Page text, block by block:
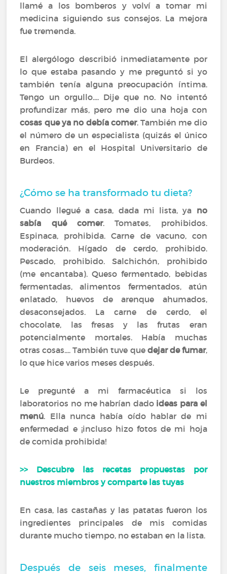
llamé a los bomberos y volví a tomar mi
medicina siguiendo sus consejos. La mejora
fue tremenda.
El alergólogo describió inmediatamente por
lo que estaba pasando y me preguntó si yo
también tenía alguna preocupación íntima.
Tengo un orgullo.... Dije que no. No intentó
profundizar más, pero me dio una hoja con
cosas que ya no debía comer. También me dio
el número de un especialista (quizás el único
en Francia) en el Hospital Universitario de
Burdeos.
¿Cómo se ha transformado tu dieta?
Cuando llegué a casa, dada mi lista, ya no
sabía qué comer. Tomates, prohibidos.
Espinaca, prohibida. Carne de vacuno, con
moderación. Hígado de cerdo, prohibido.
Pescado, prohibido. Salchichón, prohibido
(me encantaba). Queso fermentado, bebidas
fermentadas, alimentos fermentados, atún
enlatado, huevos de arenque ahumados,
desaconsejados. La carne de cerdo, el
chocolate, las fresas y las frutas eran
potencialmente mortales. Había muchas
otras cosas.... También tuve que dejar de fumar,
lo que hice varios meses después.
Le pregunté a mi farmacéutica si los
laboratorios no me habrían dado ideas para el
menú. Ella nunca había oído hablar de mi
enfermedad e ¡incluso hizo fotos de mi hoja
de comida prohibida!
>> Descubre las recetas propuestas por
nuestros miembros y comparte las tuyas
En casa, las castañas y las patatas fueron los
ingredientes principales de mis comidas
durante mucho tiempo, no estaban en la lista.
Después de seis meses, finalmente